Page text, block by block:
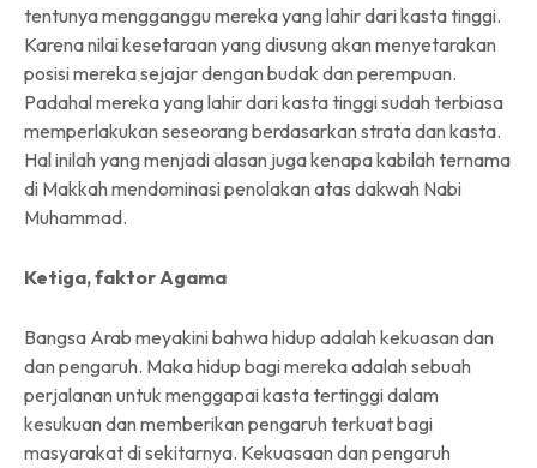
tentunya mengganggu mereka yang lahir dari kasta tinggi.
Karena nilai kesetaraan yang diusung akan menyetarakan
posisi mereka sejajar dengan budak dan perempuan.
Padahal mereka yang lahir dari kasta tinggi sudah terbiasa
memperlakukan seseorang berdasarkan strata dan kasta.
Hal inilah yang menjadi alasan juga kenapa kabilah ternama
di Makkah mendominasi penolakan atas dakwah Nabi
Muhammad.
Ketiga, faktor Agama
Bangsa Arab meyakini bahwa hidup adalah kekuasan dan
dan pengaruh. Maka hidup bagi mereka adalah sebuah
perjalanan untuk menggapai kasta tertinggi dalam
kesukuan dan memberikan pengaruh terkuat bagi
masyarakat di sekitarnya. Kekuasaan dan pengaruh